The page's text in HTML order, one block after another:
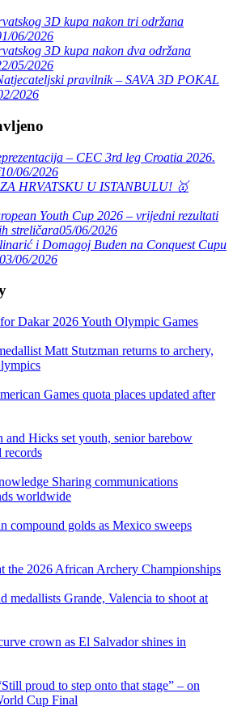
3D kupa nakon tri održana
06/2026
3D kupa nakon dva održana
05/2026
pravilnik – SAVA 3D POKAL
2026
– CEC 3rd leg Croatia 2026.
10/06/2026
HRVATSKU U ISTANBULU! 🥇
Youth Cup 2026 – vrijedni rezultati
streličara05/06/2026
i Domagoj Buden na Conquest Cupu
03/06/2026
Dakar 2026 Youth Olympic Games
Matt Stutzman returns to archery,
Games quota places updated after
and Hicks set youth, senior barebow
records
Sharing communications
worldwide
compound golds as Mexico sweeps
the 2026 African Archery Championships
medallists Grande, Valencia to shoot at
crown as El Salvador shines in
proud to step onto that stage” – on
Cup Final